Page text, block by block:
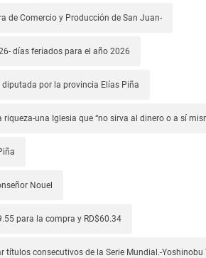
de Comercio y Producción de San Juan-
días feriados para el año 2026
diputada por la provincia Elías Piña
una Iglesia que “no sirva al dinero o a sí
Nouel
para la compra y RD$60.34
títulos consecutivos de la Serie Mundial.-